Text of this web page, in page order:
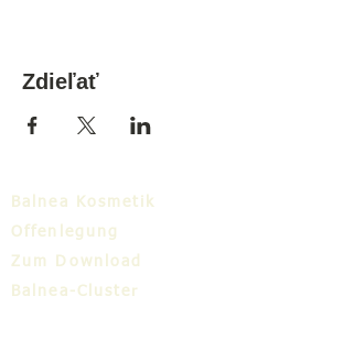
Zdieľať
Balnea Kosmetik
Offenlegung
Zum Download
Balnea-Cluster